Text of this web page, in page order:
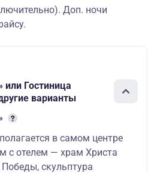
трехместное
размещение
19900
двухместный
взрослый
Доп. ночи
или Гостиница
варианты
в самом центре
с отелем — храм Христа
скульптура